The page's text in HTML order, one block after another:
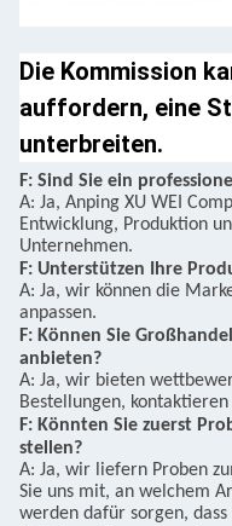
Die Kommission
auffordern, eine
unterbreiten.
F: Sind Sie ein
A: Ja, Anping XU WEI
Entwicklung, Produktion
Unternehmen.
F: Unterstützen Ihre
A: Ja, wir können die
anpassen.
F: Können Sie
anbieten?
A: Ja, wir bieten
Bestellungen,
F: Könnten Sie zuerst
stellen?
A: Ja, wir liefern Proben
Sie uns mit, an welchem
werden dafür sorgen,